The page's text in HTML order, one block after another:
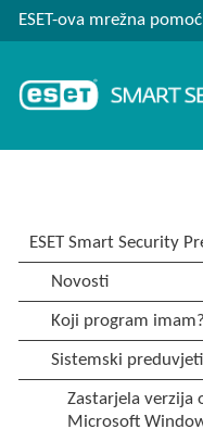
ESET-ova mrežna pomoć